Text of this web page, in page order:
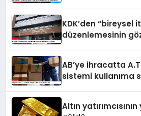
KDK’den “bireysel
düzenlemesinin
AB’ye ihracatta
sistemi kullanıma
Altın